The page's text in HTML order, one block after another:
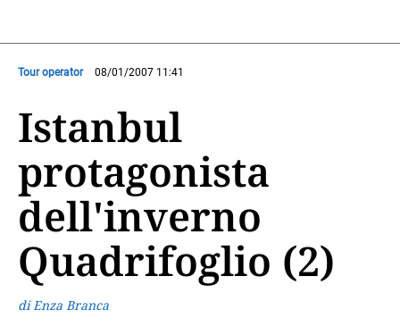
Tour operator 08/01/2007 11:41
Istanbul
protagonista
dell'inverno
Quadrifoglio (2)
di Enza Branca